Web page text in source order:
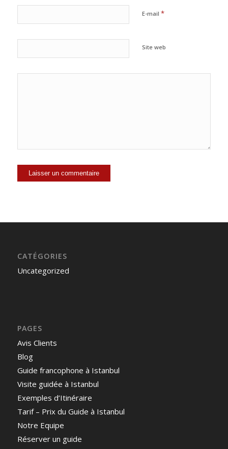
E-mail *
Site web
CATÉGORIES
Uncategorized
PAGES
Avis Clients
Blog
Guide francophone à Istanbul
Visite guidée à Istanbul
Exemples d’Itinéraire
Tarif – Prix du Guide à Istanbul
Notre Equipe
Réserver un guide